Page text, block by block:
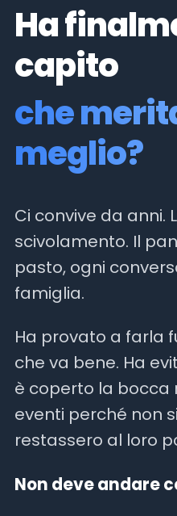
Ha
capito
che
meglio?
Ci convive da anni.
scivolamento. Il
pasto, ogni
famiglia.
Ha provato a farla
che va bene. Ha
è coperto la bocca
eventi perché non
restassero al loro
Non deve andare